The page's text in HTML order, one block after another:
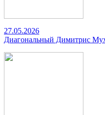
27.05.2026
Диагональный Димитрис